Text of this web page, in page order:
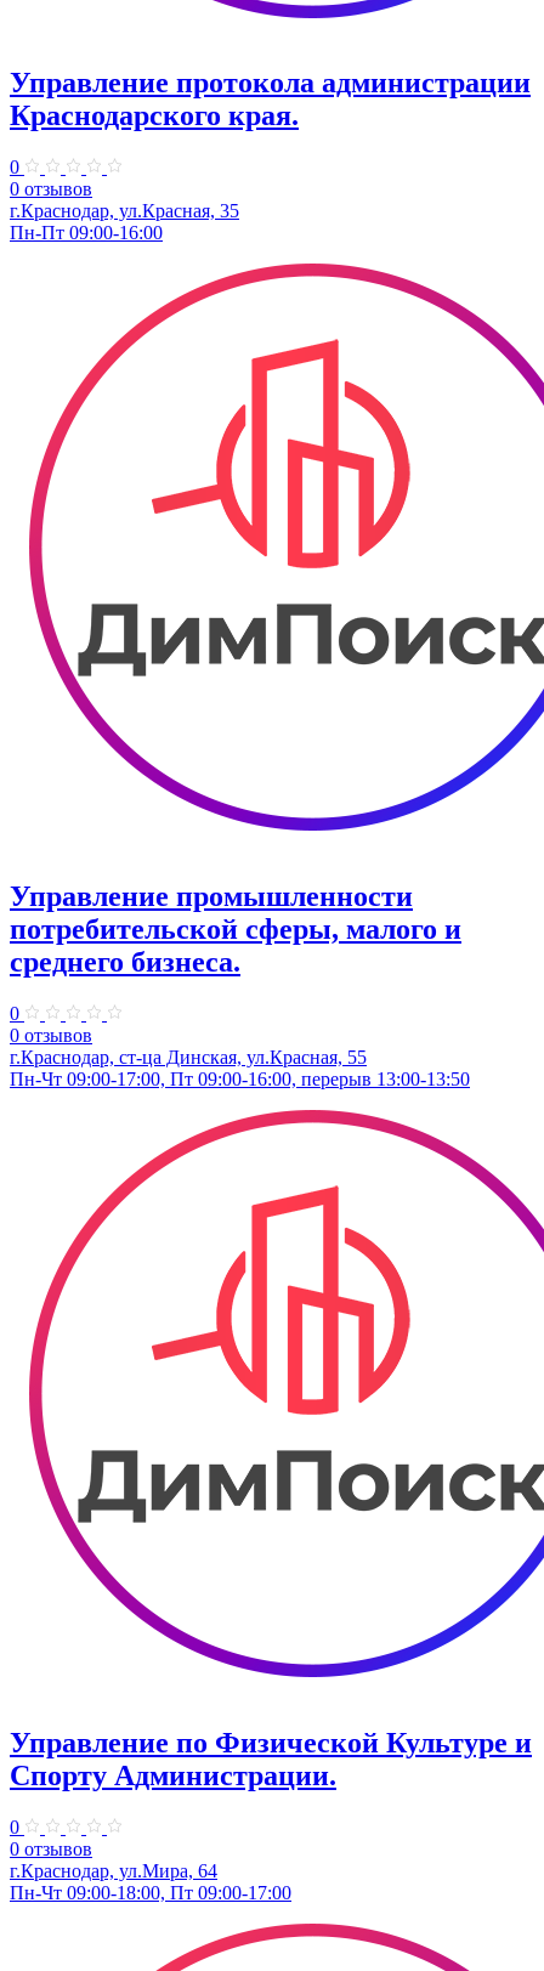
Управление протокола администрации
Краснодарского края.
0
0 отзывов
г.Краснодар, ул.Красная, 35
Пн-Пт 09:00-16:00
Управление промышленности
потребительской сферы, малого и
среднего бизнеса.
0
0 отзывов
г.Краснодар, ст-ца Динская, ул.Красная, 55
Пн-Чт 09:00-17:00, Пт 09:00-16:00, перерыв 13:00-13:50
Управление по Физической Культуре и
Спорту Администрации.
0
0 отзывов
г.Краснодар, ул.Мира, 64
Пн-Чт 09:00-18:00, Пт 09:00-17:00